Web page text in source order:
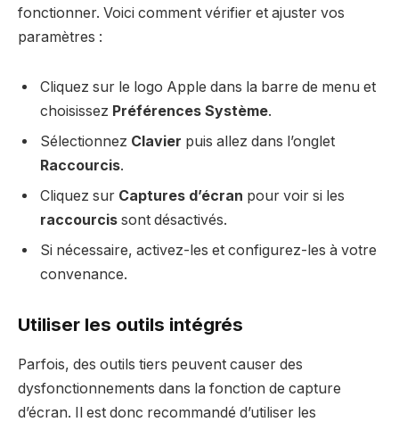
fonctionner. Voici comment vérifier et ajuster vos
paramètres :
Cliquez sur le logo Apple dans la barre de menu et
choisissez Préférences Système.
Sélectionnez Clavier puis allez dans l’onglet
Raccourcis.
Cliquez sur Captures d’écran pour voir si les
raccourcis sont désactivés.
Si nécessaire, activez-les et configurez-les à votre
convenance.
Utiliser les outils intégrés
Parfois, des outils tiers peuvent causer des
dysfonctionnements dans la fonction de capture
d’écran. Il est donc recommandé d’utiliser les